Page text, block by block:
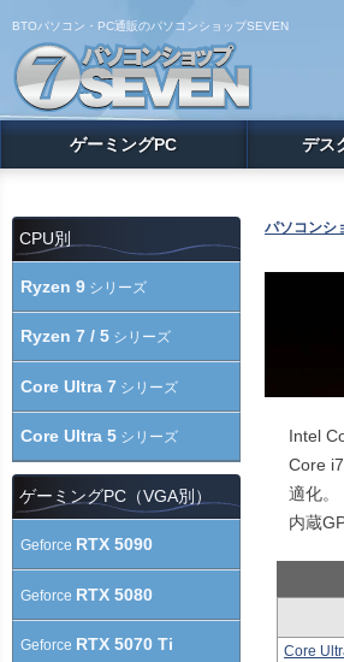
BTOパソコン・PC通販のパソコンショップSEVEN
ゲーミングPC デス
パソコンシ
Intel
Core
適化。
内蔵
Core
CPU別
Ryzen 9 シリーズ
Ryzen 7 / 5 シリーズ
Core Ultra 7 シリーズ
Core Ultra 5 シリーズ
ゲーミングPC（VGA別）
Geforce RTX 5090
Geforce RTX 5080
Geforce RTX 5070 Ti